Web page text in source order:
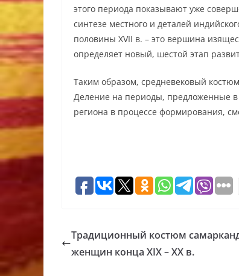
этого периода показывают уже
синтезе местного и деталей
половины XVII в. – это вершина
определяет новый, шестой этап
Таким образом, средневековый
Деление на периоды, предложенные в
региона в процессе формирования,
Традиционный костюм
женщин конца ХIХ – ХХ в.